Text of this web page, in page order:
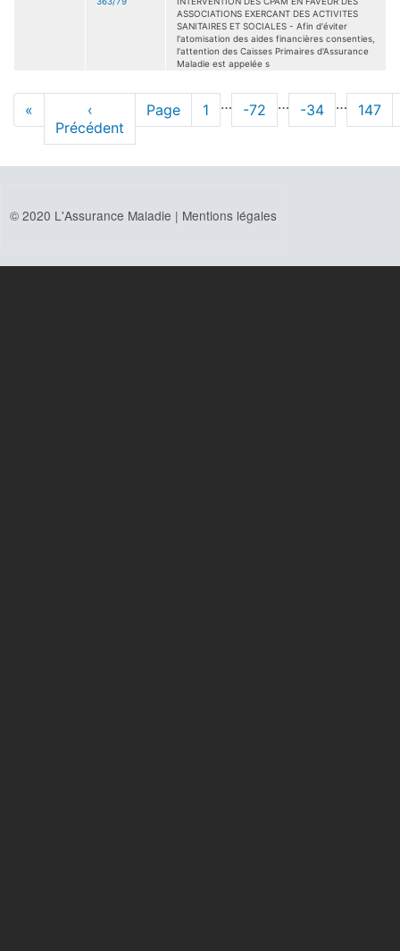
ASSOCIATIONS EXERCANT DES ACTIVITES
SANITAIRES ET SOCIALES - Afin d'éviter
l'atomisation des aides financières consenties,
l'attention des Caisses Primaires d'Assurance
Maladie est appelée s
Pagination
Première
page
«
Page
précédente
‹
Précédent
Page Page
1 … Page
-72 … Page
-34 … Page
147
© 2020 L'Assurance Maladie | Mentions légales